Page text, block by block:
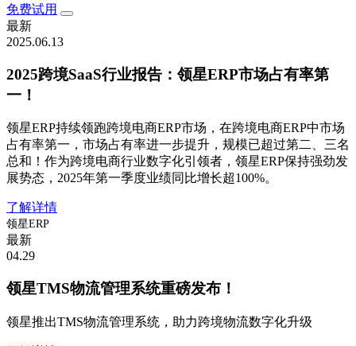
免费试用
最新
2025.06.13
2025跨境SaaS行业报告：领星ERP市场占有率第
一！
领星ERP持续领跑跨境电商ERP市场，在跨境电商ERP中市场
占有率第一，市场占有率进一步提升，规模已超过第二、三名
总和！作为跨境电商行业数字化引领者，领星ERP保持强劲发
展势态，2025年第一季度业绩同比增长超100%。
了解详情
领星ERP
最新
04.29
领星TMS物流管理系统重磅发布！
领星推出TMS物流管理系统，助力跨境物流数字化升级